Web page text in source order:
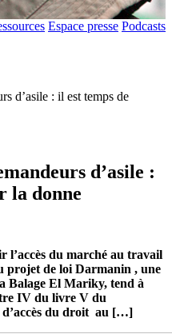
Espace presse Podcasts
d’asile : il est temps de
d’asile :
la donne
l’accès du marché au travail
projet de loi Darmanin , une
Balage El Mariky, tend à
IV du livre V du
d’accès du droit au […]